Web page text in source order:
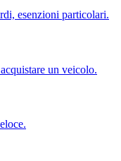
esenzioni particolari.
un veicolo.